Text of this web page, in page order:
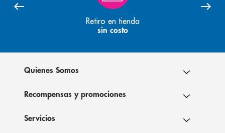
Retiro en tienda
sin costo
Quienes Somos
Recompensas y promociones
Servicios